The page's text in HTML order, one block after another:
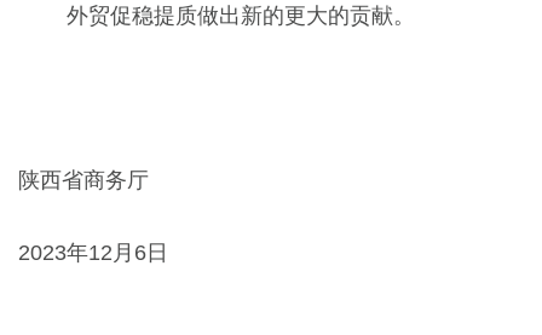
外贸促稳提质做出新的更大的贡献。
陕西省商务厅
2023年12月6日